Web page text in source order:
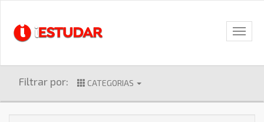
Filtrar por: CATEGORIAS